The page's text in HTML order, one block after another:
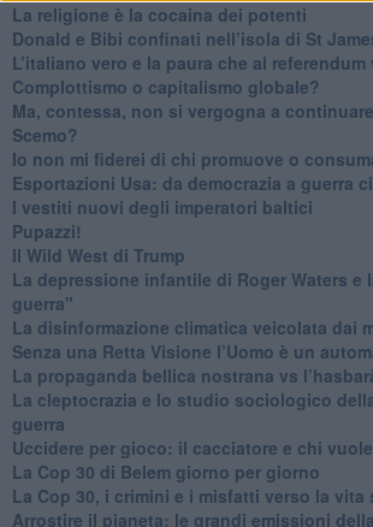
La religione è la cocaina dei potenti
Donald e Bibi confinati nell’isola di St
L’italiano vero e la paura che al
​Complottismo o capitalismo globale?
​Ma, contessa, non si vergogna a
Scemo?
​Io non mi fiderei di chi promuove o
Esportazioni Usa: da democrazia a guerra
​I vestiti nuovi degli imperatori baltici
​Pupazzi!
​Il Wild West di Trump
​La depressione infantile di Roger Waters e
guerra"
​La disinformazione climatica veicolata dai
Senza una Retta Visione l’Uomo è un
​La propaganda bellica nostrana vs
​La cleptocrazia e lo studio sociologico
guerra
​Uccidere per gioco: il cacciatore e chi
​La Cop 30 di Belem giorno per giorno
La Cop 30, i crimini e i misfatti verso la vita
Arrostire il pianeta: le grandi emissioni